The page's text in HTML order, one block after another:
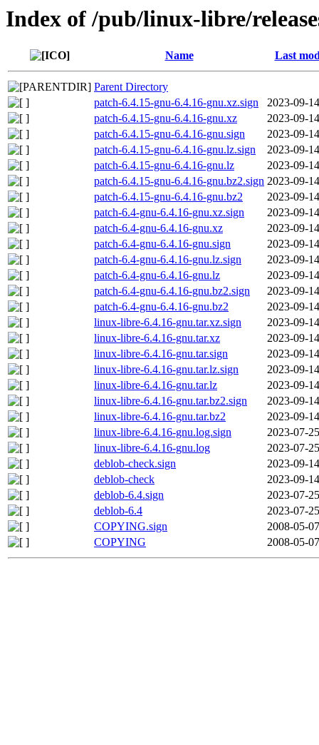
Index of /pub/linux-libre/
Name Last
Parent Directory
patch-6.4.15-gnu-6.4.16-gnu.xz.sign
2023-09-
patch-6.4.15-gnu-6.4.16-gnu.xz
2023-09-
patch-6.4.15-gnu-6.4.16-gnu.sign
2023-09-
patch-6.4.15-gnu-6.4.16-gnu.lz.sign
2023-09-
patch-6.4.15-gnu-6.4.16-gnu.lz
2023-09-
patch-6.4.15-gnu-6.4.16-gnu.bz2.sign 2023-09-
patch-6.4.15-gnu-6.4.16-gnu.bz2
2023-09-
patch-6.4-gnu-6.4.16-gnu.xz.sign
2023-09-
patch-6.4-gnu-6.4.16-gnu.xz
2023-09-
patch-6.4-gnu-6.4.16-gnu.sign
2023-09-
patch-6.4-gnu-6.4.16-gnu.lz.sign
2023-09-
patch-6.4-gnu-6.4.16-gnu.lz
2023-09-
patch-6.4-gnu-6.4.16-gnu.bz2.sign
2023-09-
patch-6.4-gnu-6.4.16-gnu.bz2
2023-09-
linux-libre-6.4.16-gnu.tar.xz.sign
2023-09-
linux-libre-6.4.16-gnu.tar.xz
2023-09-
linux-libre-6.4.16-gnu.tar.sign
2023-09-
linux-libre-6.4.16-gnu.tar.lz.sign
2023-09-
linux-libre-6.4.16-gnu.tar.lz
2023-09-
linux-libre-6.4.16-gnu.tar.bz2.sign
2023-09-
linux-libre-6.4.16-gnu.tar.bz2
2023-09-
linux-libre-6.4.16-gnu.log.sign
2023-07-
linux-libre-6.4.16-gnu.log
2023-07-
deblob-check.sign
2023-09-
deblob-check
2023-09-
deblob-6.4.sign
2023-07-
deblob-6.4
2023-07-
COPYING.sign
2008-05-
COPYING
2008-05-